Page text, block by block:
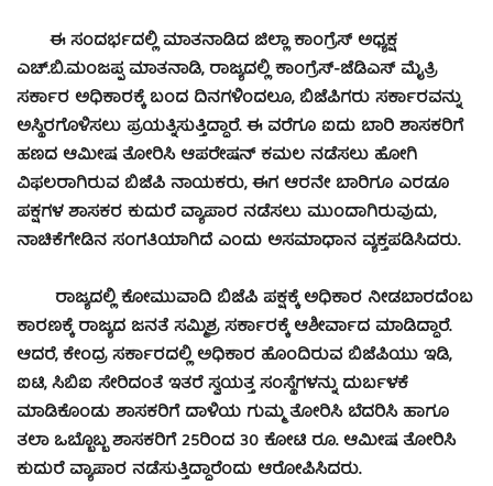
ಈ ಸಂದರ್ಭದಲ್ಲಿ ಮಾತನಾಡಿದ ಜಿಲ್ಲಾ ಕಾಂಗ್ರೆಸ್ ಅಧ್ಯಕ್ಷ
ಎಚ್.ಬಿ.ಮಂಜಪ್ಪ ಮಾತನಾಡಿ, ರಾಜ್ಯದಲ್ಲಿ ಕಾಂಗ್ರೆಸ್-ಜೆಡಿಎಸ್ ಮೈತ್ರಿ
ಸರ್ಕಾರ ಅಧಿಕಾರಕ್ಕೆ ಬಂದ ದಿನಗಳಿಂದಲೂ, ಬಿಜೆಪಿಗರು ಸರ್ಕಾರವನ್ನು
ಅಸ್ಥಿರಗೊಳಿಸಲು ಪ್ರಯತ್ನಿಸುತ್ತಿದ್ದಾರೆ. ಈ ವರೆಗೂ ಐದು ಬಾರಿ ಶಾಸಕರಿಗೆ
ಹಣದ ಆಮೀಷ ತೋರಿಸಿ ಆಪರೇಷನ್ ಕಮಲ ನಡೆಸಲು ಹೋಗಿ
ವಿಫಲರಾಗಿರುವ ಬಿಜೆಪಿ ನಾಯಕರು, ಈಗ ಆರನೇ ಬಾರಿಗೂ ಎರಡೂ
ಪಕ್ಷಗಳ ಶಾಸಕರ ಕುದುರೆ ವ್ಯಾಪಾರ ನಡೆಸಲು ಮುಂದಾಗಿರುವುದು,
ನಾಚಿಕೆಗೇಡಿನ ಸಂಗತಿಯಾಗಿದೆ ಎಂದು ಅಸಮಾಧಾನ ವ್ಯಕ್ತಪಡಿಸಿದರು.
ರಾಜ್ಯದಲ್ಲಿ ಕೋಮುವಾದಿ ಬಿಜೆಪಿ ಪಕ್ಷಕ್ಕೆ ಅಧಿಕಾರ ನೀಡಬಾರದೆಂಬ
ಕಾರಣಕ್ಕೆ ರಾಜ್ಯದ ಜನತೆ ಸಮ್ಮಿಶ್ರ ಸರ್ಕಾರಕ್ಕೆ ಆಶೀರ್ವಾದ ಮಾಡಿದ್ದಾರೆ.
ಆದರೆ, ಕೇಂದ್ರ ಸರ್ಕಾರದಲ್ಲಿ ಅಧಿಕಾರ ಹೊಂದಿರುವ ಬಿಜೆಪಿಯು ಇಡಿ,
ಐಟಿ, ಸಿಬಿಐ ಸೇರಿದಂತೆ ಇತರೆ ಸ್ವಯತ್ತ ಸಂಸ್ಥೆಗಳನ್ನು ದುರ್ಬಳಕೆ
ಮಾಡಿಕೊಂಡು ಶಾಸಕರಿಗೆ ದಾಳಿಯ ಗುಮ್ಮ ತೋರಿಸಿ ಬೆದರಿಸಿ ಹಾಗೂ
ತಲಾ ಒಬ್ಬೊಬ್ಬ ಶಾಸಕರಿಗೆ 25ರಿಂದ 30 ಕೋಟಿ ರೂ. ಆಮೀಷ ತೋರಿಸಿ
ಕುದುರೆ ವ್ಯಾಪಾರ ನಡೆಸುತ್ತಿದ್ದಾರೆಂದು ಆರೋಪಿಸಿದರು.